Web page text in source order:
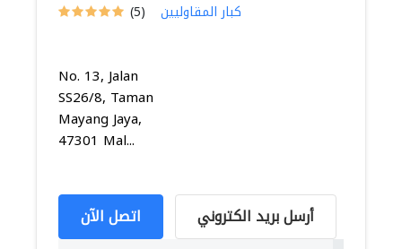
(5) كبار المقاوليين
No. 13, Jalan
SS26/8, Taman
Mayang Jaya,
47301 Mal...
اتصل الآن أرسل بريد الكتروني